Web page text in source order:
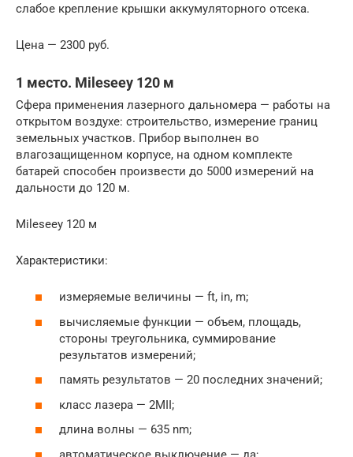
слабое крепление крышки аккумуляторного отсека.
Цена — 2300 руб.
1 место. Mileseey 120 м
Сфера применения лазерного дальномера — работы на
открытом воздухе: строительство, измерение границ
земельных участков. Прибор выполнен во
влагозащищенном корпусе, на одном комплекте
батарей способен произвести до 5000 измерений на
дальности до 120 м.
Mileseey 120 м
Характеристики:
измеряемые величины — ft, in, m;
вычисляемые функции — объем, площадь,
стороны треугольника, суммирование
результатов измерений;
память результатов — 20 последних значений;
класс лазера — 2MII;
длина волны — 635 nm;